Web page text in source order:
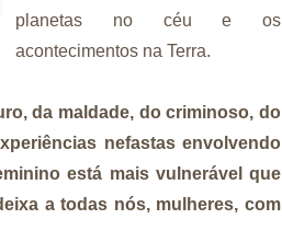
planetas no céu e os
acontecimentos na Terra.
da maldade, do criminoso, do
nefastas envolvendo
está mais vulnerável que
a todas nós, mulheres, com